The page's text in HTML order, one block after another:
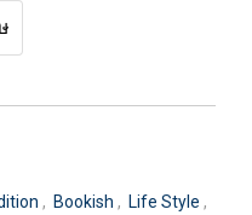
, Bookish , Life Style ,